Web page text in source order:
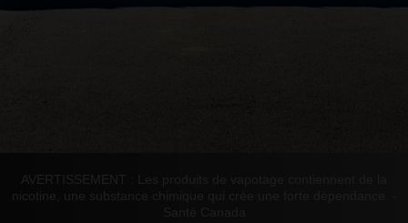
AVERTISSEMENT : Les produits de vapotage contiennent de la
nicotine, une substance chimique qui crée une forte dépendance. -